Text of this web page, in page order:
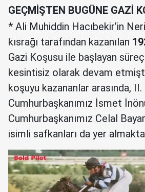
GEÇMİŞTEN BUGÜNE GAZİ
* Ali Muhiddin Hacıbekir’in
kısrağı tarafından kazanılan
Gazi Koşusu ile başlayan
kesintisiz olarak devam
koşuyu kazananlar arasında, II.
Cumhurbaşkanımız İsmet
Cumhurbaşkanımız Celal
isimli safkanları da yer